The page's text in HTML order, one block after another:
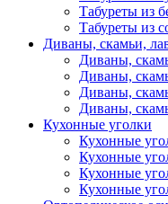
Табуреты из
Табуреты из
Диваны, скамьи,
Диваны,
Диваны,
Диваны,
Диваны,
Кухонные уголки
Кухонные
Кухонные
Кухонные
Кухонные